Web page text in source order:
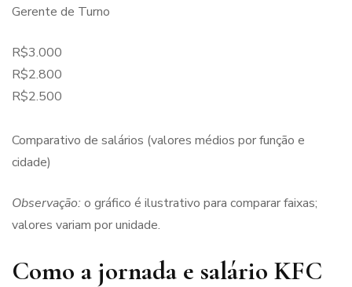
Gerente de Turno
R$3.000
R$2.800
R$2.500
Comparativo de salários (valores médios por função e
cidade)
Observação: o gráfico é ilustrativo para comparar faixas;
valores variam por unidade.
Como a jornada e salário KFC